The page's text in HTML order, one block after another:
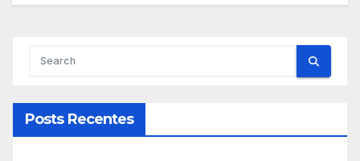
Posts Recentes